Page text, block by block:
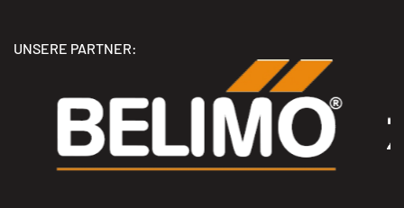
UNSERE PARTNER: